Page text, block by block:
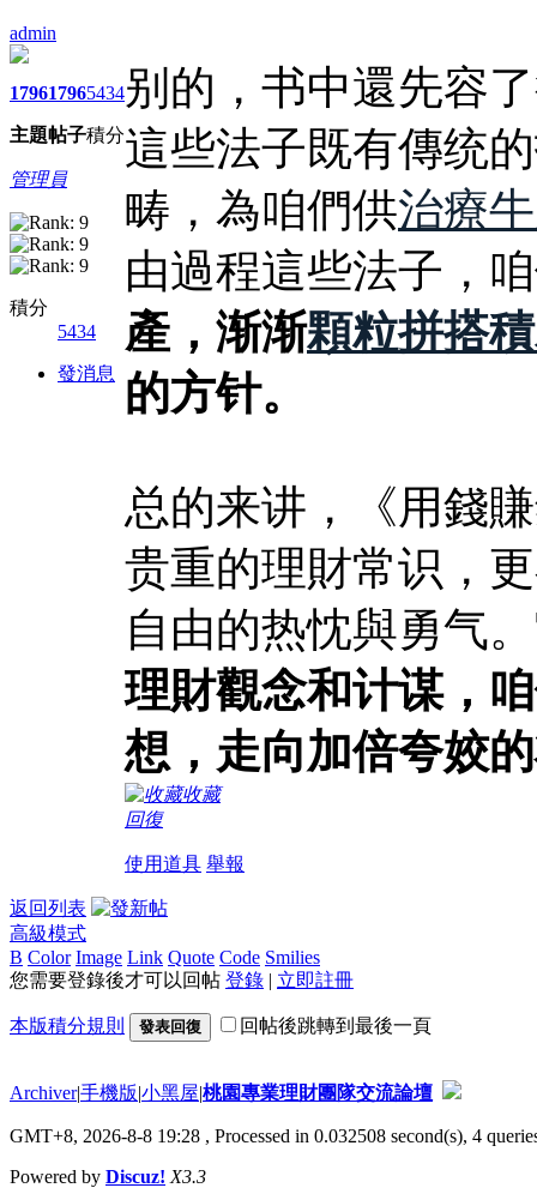
admin
1796
主題
1796
帖子
5434
積分
管理員
積分
5434
發消息
别的，书中還先容
這些法子既有傳统
畴，為咱們供治療
由過程這些法子，
產，渐渐顆粒拼搭
的方针。
总的来讲，《用錢
贵重的理財常识，
自由的热忱與勇气
理財觀念和计谋，
想，走向加倍夸姣
收藏
回復
使用道具 舉報
返回列表
高級模式
B Color Image Link Quote Code Smilies
您需要登錄後才可以回帖 登錄 | 立即註冊
本版積分規則 發表回復 回帖後跳轉到最後一頁
Archiver|手機版|小黑屋|桃園專業理財團隊交流論壇
GMT+8, 2026-8-8 19:28 , Processed in 0.032508 second(s), 4
Powered by Discuz! X3.3